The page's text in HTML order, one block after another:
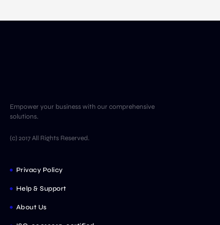
Empower your business with our comprehensive
solutions.
(c) 2017 All Rights Reserved.
Privacy Policy
Help & Support
About Us